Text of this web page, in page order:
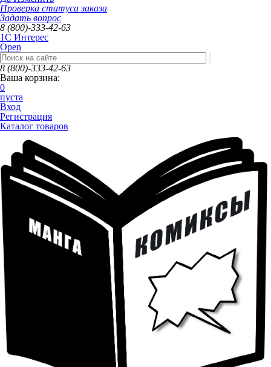
Проверка статуса заказа
Задать вопрос
8 (800)-333-42-63
1C Интерес
Open
8 (800)-333-42-63
Ваша корзина:
0
пуста
Вход
Регистрация
Каталог товаров